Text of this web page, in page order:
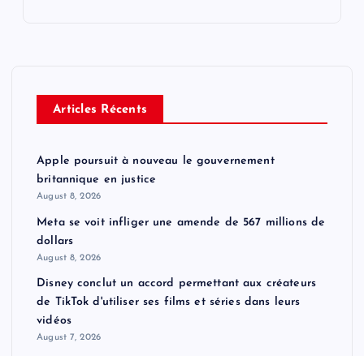
Articles Récents
Apple poursuit à nouveau le gouvernement
britannique en justice
August 8, 2026
Meta se voit infliger une amende de 567 millions de
dollars
August 8, 2026
Disney conclut un accord permettant aux créateurs
de TikTok d'utiliser ses films et séries dans leurs
vidéos
August 7, 2026